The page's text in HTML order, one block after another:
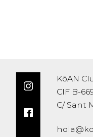
KōAN
CIF B-
C/ Sant